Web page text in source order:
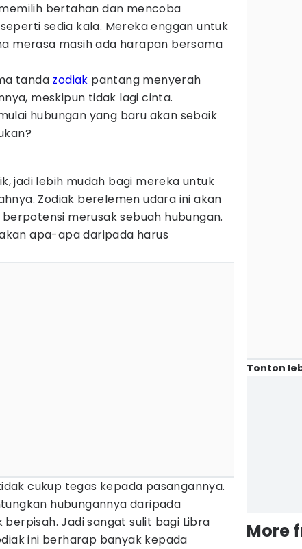
bertahan dan mencoba
sedia kala. Mereka enggan untuk
merasa masih ada harapan bersama
tanda zodiak pantang menyerah
meskipun tidak lagi cinta.
hubungan yang baru akan sebaik
jadi lebih mudah bagi mereka untuk
Zodiak berelemen udara ini akan
merusak sebuah hubungan.
apa-apa daripada harus
cukup tegas kepada pasangannya.
hubungannya daripada
Jadi sangat sulit bagi Libra
ini berharap banyak kepada
Tonton
More